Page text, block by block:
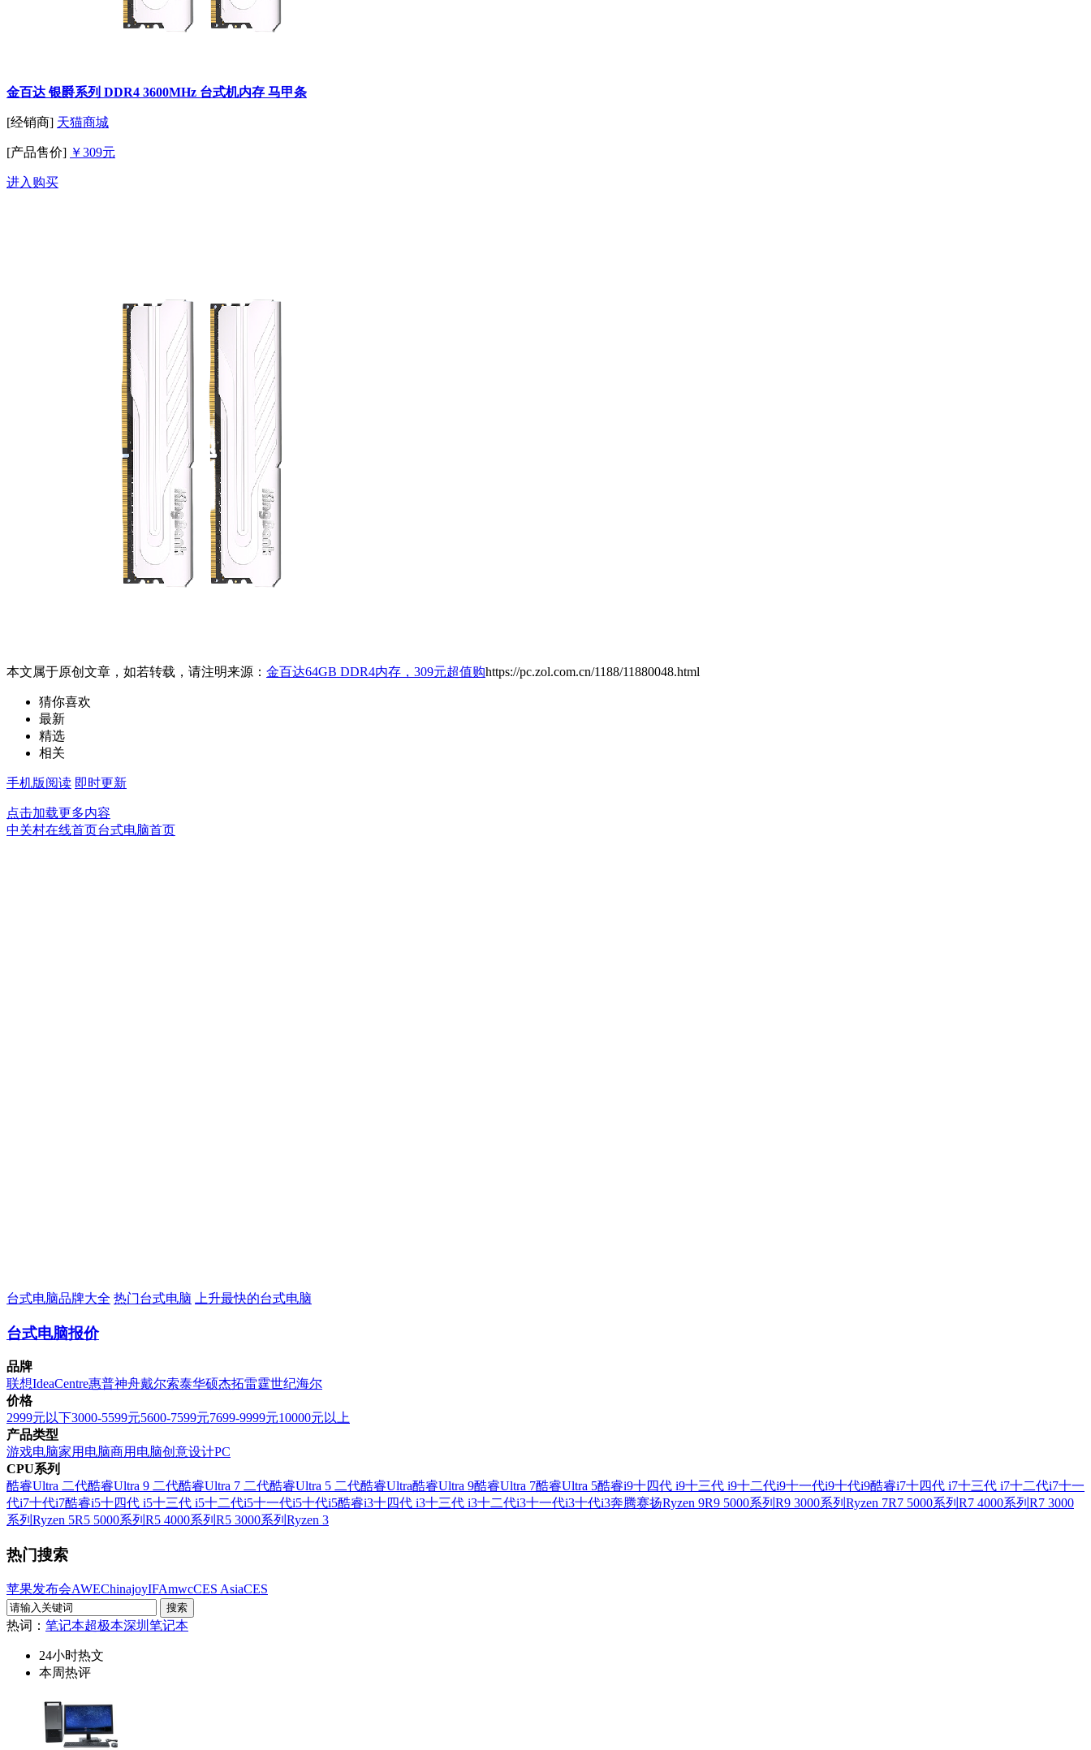
金百达 银爵系列 DDR4 3600MHz 台式机内存 马甲条
[经销商] 天猫商城
[产品售价] ￥309元
进入购买
本文属于原创文章，如若转载，请注明来源： 金百达64GB DDR4内存，309元超值购https://pc.zol.com.cn/1188/11880048.html
猜你喜欢
最新
精选
相关
手机版阅读 即时更新
点击加载更多内容
中关村在线首页台式电脑首页
台式电脑品牌大全 热门台式电脑 上升最快的台式电脑
台式电脑报价
品牌
联想IdeaCentre惠普神舟戴尔索泰华硕杰拓雷霆世纪海尔
价格
2999元以下3000-5599元5600-7599元7699-9999元10000元以上
产品类型
游戏电脑家用电脑商用电脑创意设计PC
CPU系列
酷睿Ultra 二代酷睿Ultra 9 二代酷睿Ultra 7 二代酷睿Ultra 5 二代酷睿Ultra酷睿Ultra 9酷睿Ultra 7酷睿Ultra 5酷睿i9十四代 i9十三代 i9十二代i9十一代i9十代i9酷睿i7十四代 i7十三代 i7十二代i7十一
代i7十代i7酷睿i5十四代 i5十三代 i5十二代i5十一代i5十代i5酷睿i3十四代 i3十三代 i3十二代i3十一代i3十代i3奔腾赛扬Ryzen 9R9 5000系列 R9 3000系列 Ryzen 7R7 5000系列 R7 4000系列 R7 3000
系列 Ryzen 5R5 5000系列 R5 4000系列 R5 3000系列 Ryzen 3
热门搜索
苹果发布会AWEChinajoyIFAmwcCES AsiaCES
热词： 笔记本超极本深圳笔记本
24小时热文
本周热评